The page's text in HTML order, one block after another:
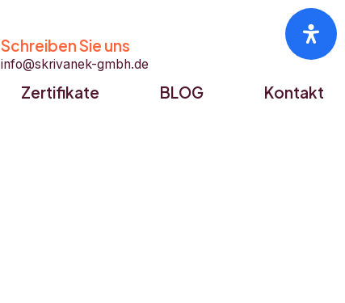
Schreiben Sie uns
info@skrivanek-gmbh.de
Zertifikate BLOG
Kontakt